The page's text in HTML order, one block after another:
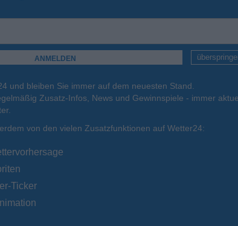
Mo . 17.08. Di. 18.08. Mi. 19.08.
33°C
und bleiben Sie immer auf dem neuesten Stand.
Zusatz-Infos, News und Gewinnspiele - immer
von den vielen Zusatzfunktionen auf Wetter24:
Ticker